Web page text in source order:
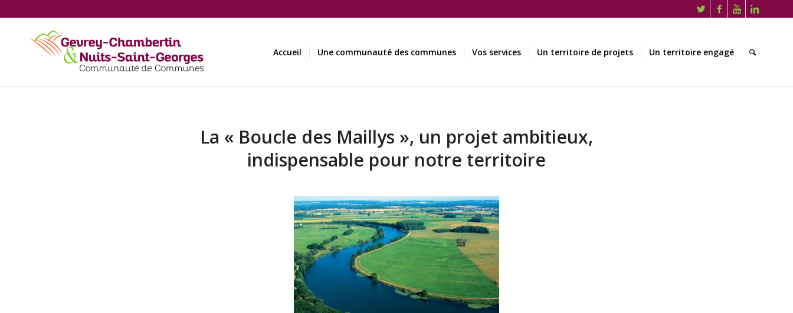
Accueil Une communauté des communes Vos services Un territoire de projets Un territoire engagé
La « Boucle des Maillys », un projet ambitieux,
indispensable pour notre territoire